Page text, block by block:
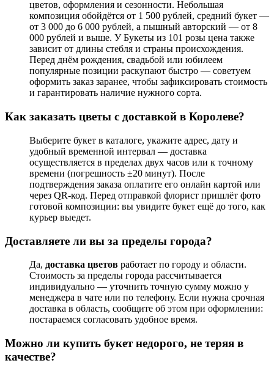
цветов, оформления и сезонности. Небольшая
композиция обойдётся от 1 500 рублей, средний букет —
от 3 000 до 6 000 рублей, а пышный авторский — от 8
000 рублей и выше. УБукеты из 101 розы цена также
зависит от длины стебля и страны происхождения.
Перед днём рождения, свадьбой или юбилеем
популярные позиции раскупают быстро — советуем
оформить заказ заранее, чтобы зафиксировать стоимость
и гарантировать наличие нужного сорта.
Как заказать цветы с доставкой в Королеве?
Выберите букет в каталоге, укажите адрес, дату и
удобный временной интервал — доставка
осуществляется в пределах двух часов или к точному
времени (погрешность ±20 минут). После
подтверждения заказа оплатите его онлайн картой или
через QR-код. Перед отправкой флорист пришлёт фото
готовой композиции: вы увидите букет ещё до того, как
курьер выедет.
Доставляете ли вы за пределы города?
Да, доставка цветов работает по городу и области.
Стоимость за пределы города рассчитывается
индивидуально — уточнить точную сумму можно у
менеджера в чате или по телефону. Если нужна срочная
доставка в область, сообщите об этом при оформлении:
постараемся согласовать удобное время.
Можно ли купить букет недорого, не теряя в
качестве?